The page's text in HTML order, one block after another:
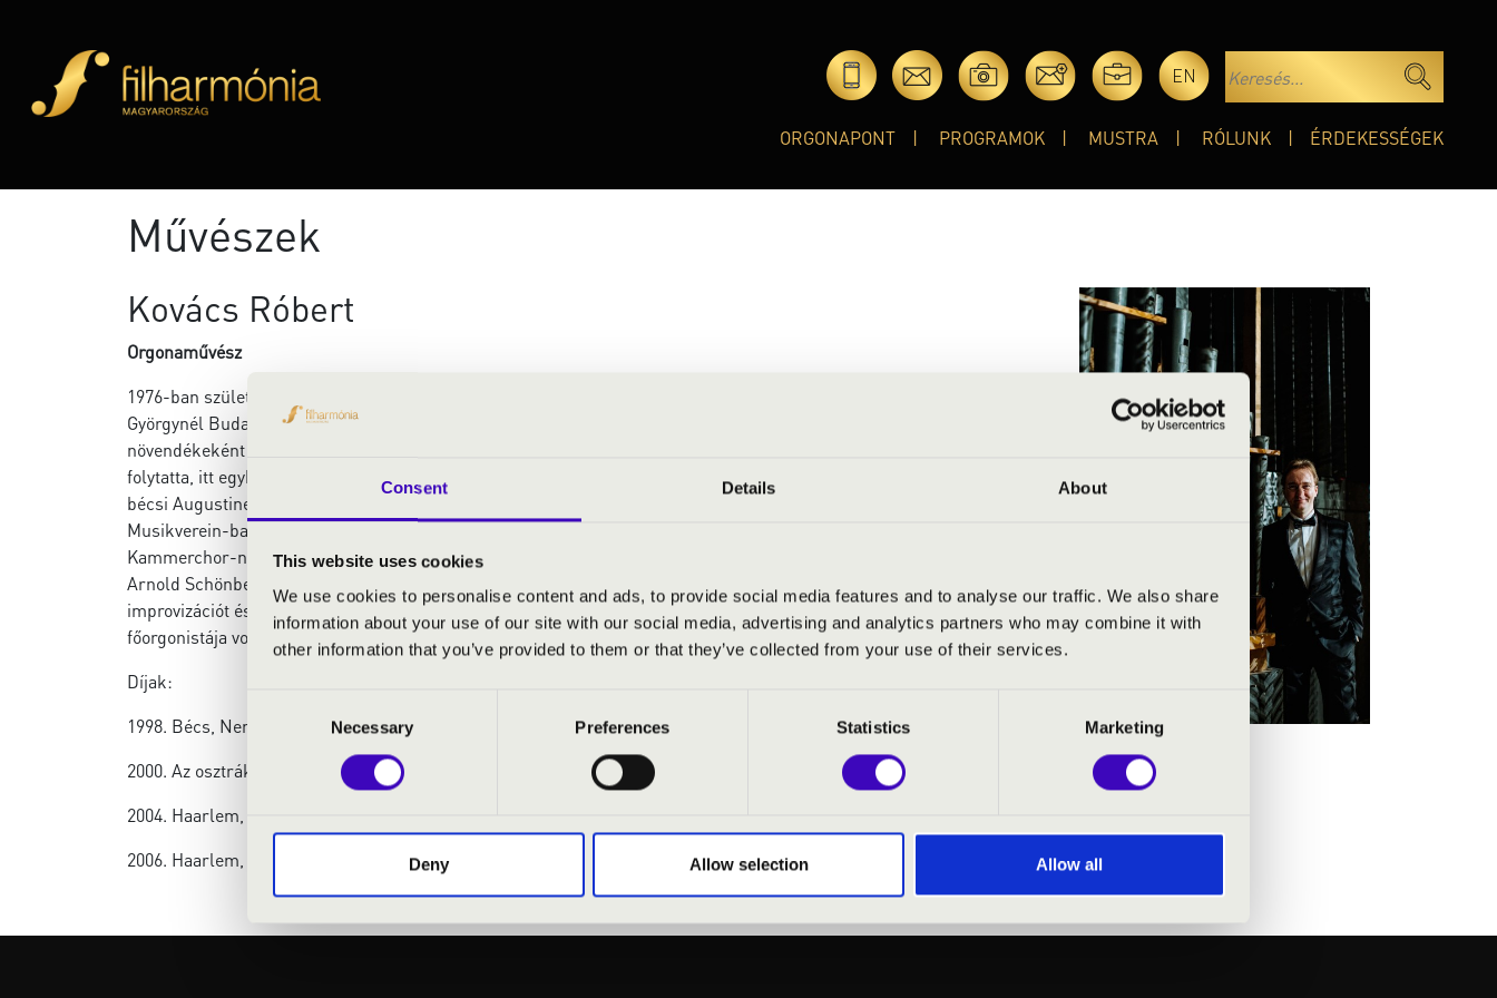
Consent Details About
This website uses cookies
We use cookies to personalise content and ads, to provide social media features and to analyse our traffic. We also share
information about your use of our site with our social media, advertising and analytics partners who may combine it with
other information that you’ve provided to them or that they’ve collected from your use of their services.
Selection
Necessary Preferences Statistics Marketing
Deny Allow selection Allow all
EN
ORGONAPONT PROGRAMOK MUSTRA RÓLUNK ÉRDEKESSÉGEK
Művészek
Kovács Róbert
Orgonaművész
1976-ban született Zalaegerszegen. Zongorázni 5 évesen Bojtár Lászlónál Mohácson, orgonálni 11 éves korában Peskó
Györgynél Budapesten kezdett. A budapesti Bartók Béla Zeneművészeti Szakközépiskola orgonaszakán Virágh Endre
növendékeként 1994-ben 1. díjat nyert a Salgótarjáni Orgonafesztiválon. Tanulmányait a bécsi Zeneművészeti Főiskolán
folytatta, itt egyházzene és orgona szakokon diplomázott 2000-ben ill. 2002-ben. 1997 óta állandó vendégorgonista a
bécsi Augustinerkirche-ben és a Stephansdom-ban. Több neves zenekarral, énekkarral lépett fel Bécsben a
Musikverein-ban, a Konzerthaus-ban és több európai város koncerttermében. Énekesként 4 éven át tagja volt a Wiener
Kammerchor-nak (karig.: Johannes Prinz), korrepetítorként és orgonistaként több alkalommal dolgozott együtt az
Arnold Schönberg Kórussal (karig.: Erwin Ortner). 2001 - 2003 között a Bécsi Érsekség egyházzenei előadójaként
improvizációt és liturgikus orgonajátékot tanított, 2004-től 3 éven át a St. Florian-i Ágoston-Kanonokrendi apátság
főorgonistája volt, ahol a világhírű Bruckner-orgona felelőseként évente 140-150 koncertet adott.
Díjak:
1998. Bécs, Nemzetközi „Anton Heiller“ Improvizációs Verseny – 2. díj
2000. Az osztrák Kulturális Minisztérium díja
2004. Haarlem, Nemzetközi Improvizációs Verseny – döntő
2006. Haarlem, Nemzetközi Improvizációs Verseny – 1. díj